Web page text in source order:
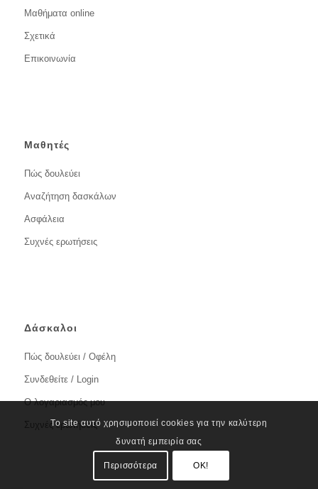
Μαθήματα online
Σχετικά
Επικοινωνία
Μαθητές
Πώς δουλεύει
Αναζήτηση δασκάλων
Ασφάλεια
Συχνές ερωτήσεις
Δάσκαλοι
Πώς δουλεύει / Οφέλη
Συνδεθείτε / Login
Ο λογαριασμός μου
Συχνές ερωτήσεις
Το site αυτό χρησιμοποιεί cookies για την καλύτερη
δυνατή εμπειρία σας
Περισσότερα OK!